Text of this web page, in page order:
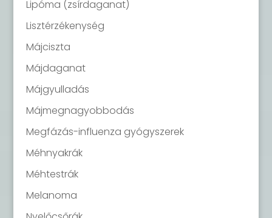
Lipóma (zsírdaganat)
Lisztérzékenység
Májciszta
Májdaganat
Májgyulladás
Májmegnagyobbodás
Megfázás-influenza gyógyszerek
Méhnyakrák
Méhtestrák
Melanoma